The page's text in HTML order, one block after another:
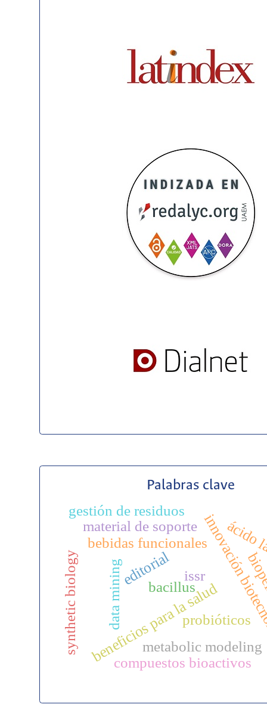
Palabras clave
editorial
bebidas funcionales
beneficios para la salud
compuestos bioactivos
probióticos
metabolic modeling
data mining
synthetic biology bacillus
material de soporte
issr
gestión de residuos